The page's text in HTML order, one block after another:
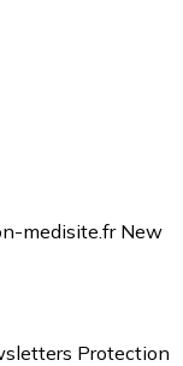
medisite.fr New
Protection